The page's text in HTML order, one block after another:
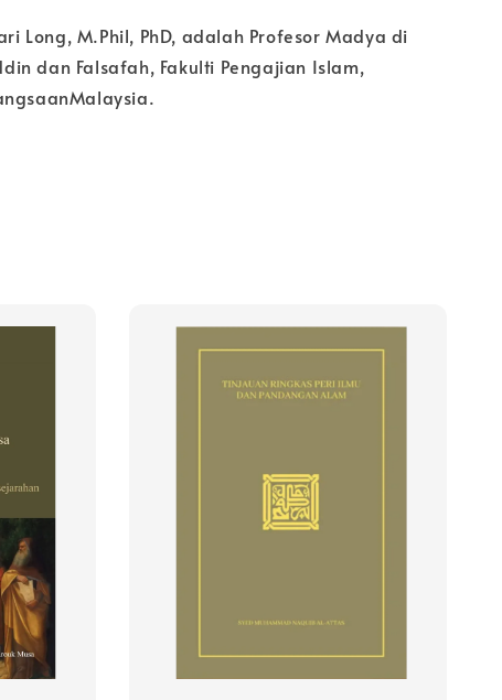
Long, M.Phil, PhD, adalah Profesor Madya di
dan Falsafah, Fakulti Pengajian Islam,